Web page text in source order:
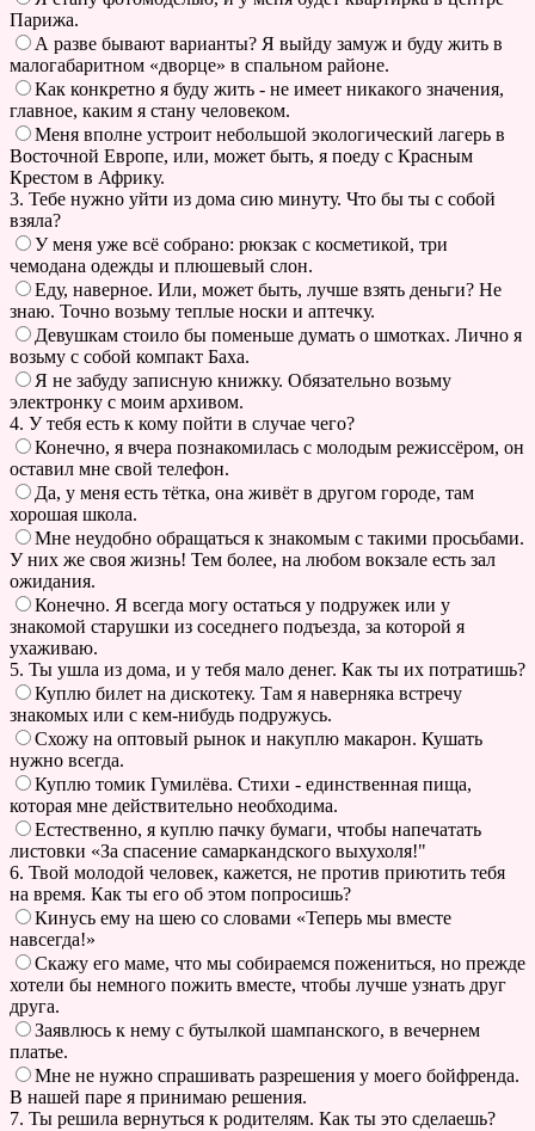
Парижа.
А разве бывают варианты? Я выйду замуж и буду жить в
малогабаритном «дворце» в спальном районе.
Как конкретно я буду жить - не имеет никакого значения,
главное, каким я стану человеком.
Меня вполне устроит небольшой экологический лагерь в
Восточной Европе, или, может быть, я поеду с Красным
Крестом в Африку.
3. Тебе нужно уйти из дома сию минуту. Что бы ты с собой
взяла?
У меня уже всё собрано: рюкзак с косметикой, три
чемодана одежды и плюшевый слон.
Еду, наверное. Или, может быть, лучше взять деньги? Не
знаю. Точно возьму теплые носки и аптечку.
Девушкам стоило бы поменьше думать о шмотках. Лично я
возьму с собой компакт Баха.
Я не забуду записную книжку. Обязательно возьму
электронку с моим архивом.
4. У тебя есть к кому пойти в случае чего?
Конечно, я вчера познакомилась с молодым режиссёром, он
оставил мне свой телефон.
Да, у меня есть тётка, она живёт в другом городе, там
хорошая школа.
Мне неудобно обращаться к знакомым с такими просьбами.
У них же своя жизнь! Тем более, на любом вокзале есть зал
ожидания.
Конечно. Я всегда могу остаться у подружек или у
знакомой старушки из соседнего подъезда, за которой я
ухаживаю.
5. Ты ушла из дома, и у тебя мало денег. Как ты их потратишь?
Куплю билет на дискотеку. Там я наверняка встречу
знакомых или с кем-нибудь подружусь.
Схожу на оптовый рынок и накуплю макарон. Кушать
нужно всегда.
Куплю томик Гумилёва. Стихи - единственная пища,
которая мне действительно необходима.
Естественно, я куплю пачку бумаги, чтобы напечатать
листовки «За спасение самаркандского выхухоля!"
6. Твой молодой человек, кажется, не против приютить тебя
на время. Как ты его об этом попросишь?
Кинусь ему на шею со словами «Теперь мы вместе
навсегда!»
Скажу его маме, что мы собираемся пожениться, но прежде
хотели бы немного пожить вместе, чтобы лучше узнать друг
друга.
Заявлюсь к нему с бутылкой шампанского, в вечернем
платье.
Мне не нужно спрашивать разрешения у моего бойфренда.
В нашей паре я принимаю решения.
7. Ты решила вернуться к родителям. Как ты это сделаешь?